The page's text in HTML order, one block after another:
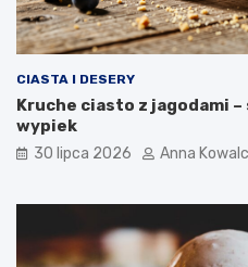
CIASTA I DESERY
Kruche ciasto z jagodami
wypiek
30 lipca 2026 Anna